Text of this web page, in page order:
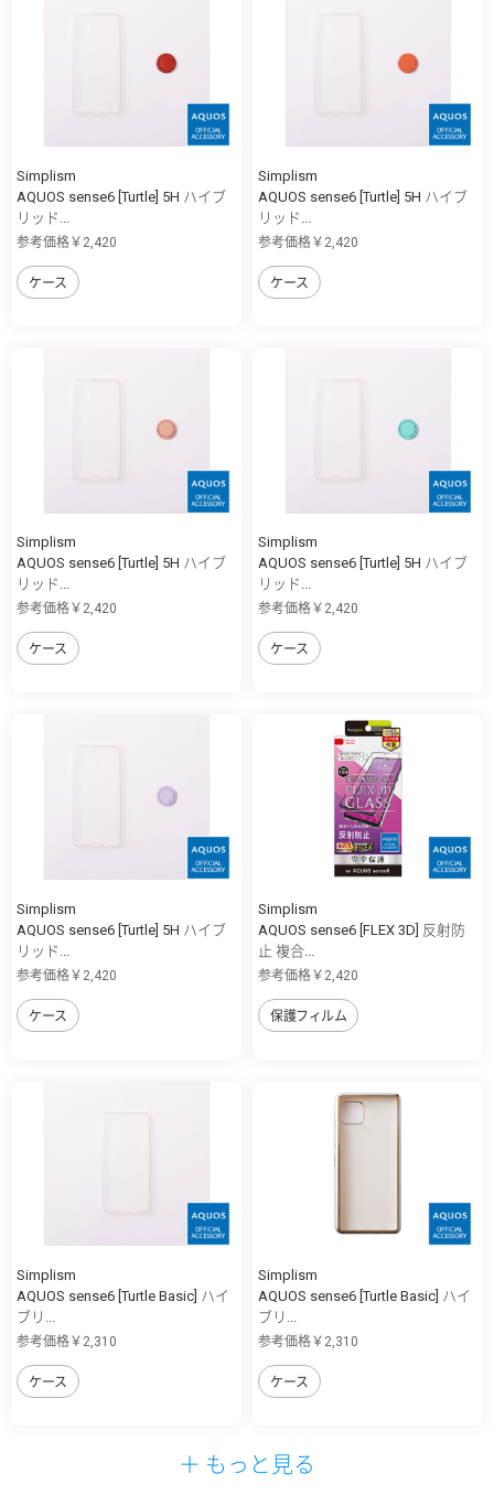
Simplism
AQUOS sense6 [Turtle] 5H ハイブ
リッド...
参考価格￥2,420
ケース
Simplism
AQUOS sense6 [Turtle] 5H ハイブ
リッド...
参考価格￥2,420
ケース
Simplism
AQUOS sense6 [Turtle] 5H ハイブ
リッド...
参考価格￥2,420
ケース
Simplism
AQUOS sense6 [Turtle] 5H ハイブ
リッド...
参考価格￥2,420
ケース
Simplism
AQUOS sense6 [Turtle] 5H ハイブ
リッド...
参考価格￥2,420
ケース
Simplism
AQUOS sense6 [FLEX 3D] 反射防
止 複合...
参考価格￥2,420
保護フィルム
Simplism
AQUOS sense6 [Turtle Basic] ハイ
ブリ...
参考価格￥2,310
ケース
Simplism
AQUOS sense6 [Turtle Basic] ハイ
ブリ...
参考価格￥2,310
ケース
＋ もっと見る